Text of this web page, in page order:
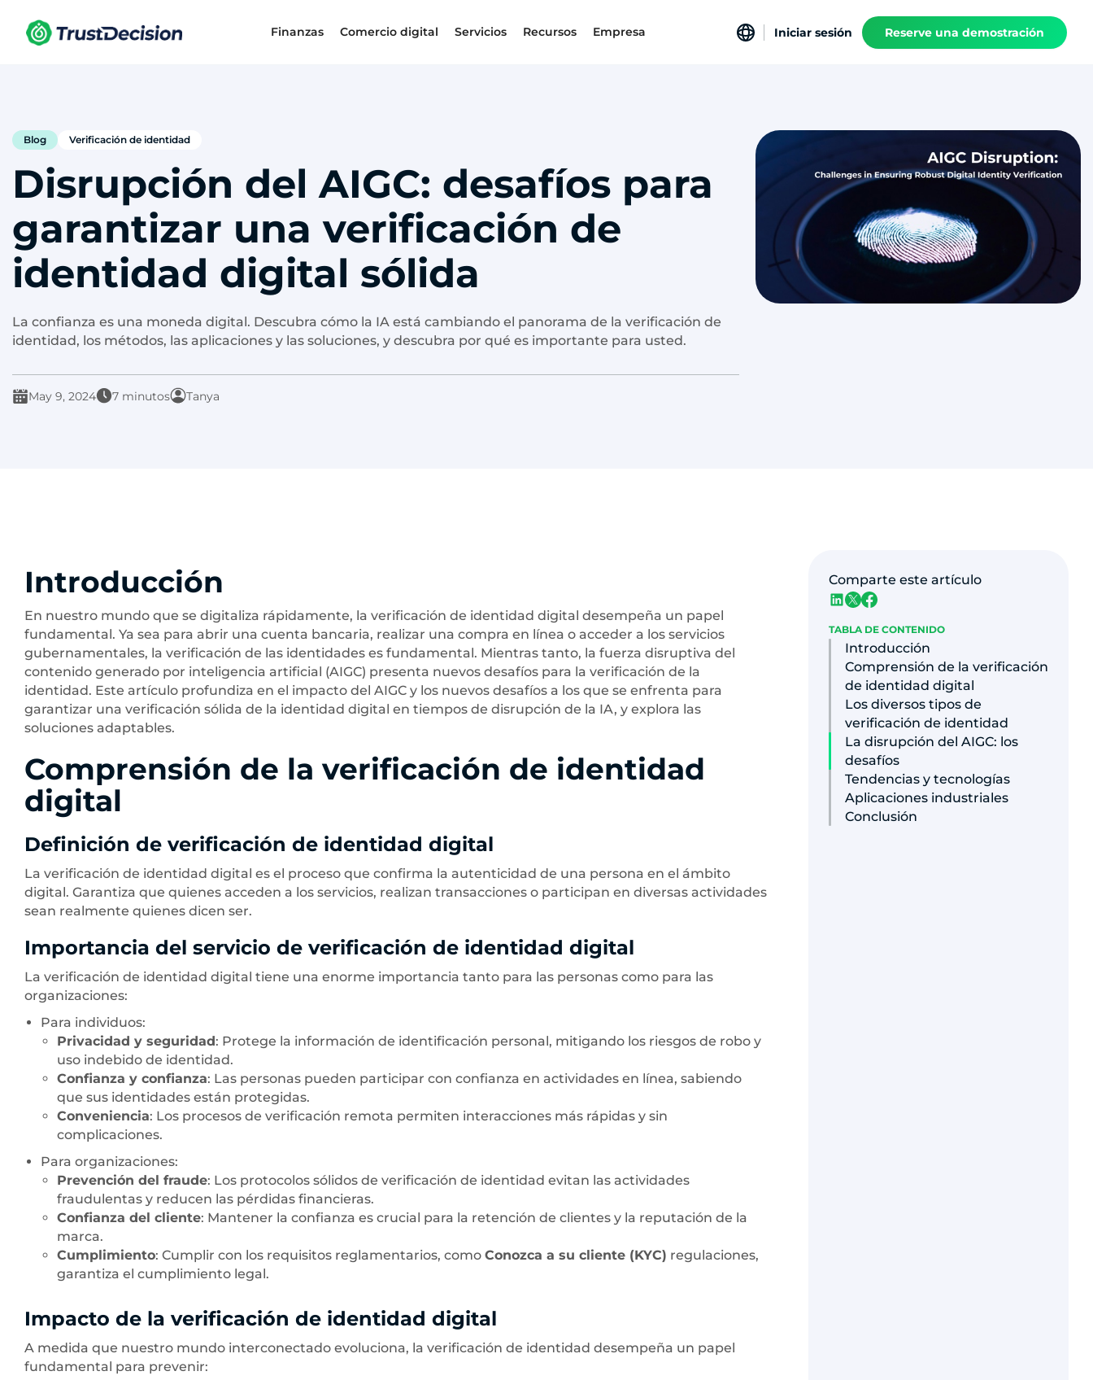
Finanzas Comercio digital Servicios Recursos Empresa Iniciar sesión Reserve una demostración
Blog Verificación de identidad
Disrupción del AIGC: desafíos para
garantizar una verificación de
identidad digital sólida
La confianza es una moneda digital. Descubra cómo la IA está cambiando el panorama de la verificación de
identidad, los métodos, las aplicaciones y las soluciones, y descubra por qué es importante para usted.
May 9, 2024 7 minutos Tanya
Introducción
En nuestro mundo que se digitaliza rápidamente, la verificación de identidad digital desempeña un papel
fundamental. Ya sea para abrir una cuenta bancaria, realizar una compra en línea o acceder a los servicios
gubernamentales, la verificación de las identidades es fundamental. Mientras tanto, la fuerza disruptiva del
contenido generado por inteligencia artificial (AIGC) presenta nuevos desafíos para la verificación de la
identidad. Este artículo profundiza en el impacto del AIGC y los nuevos desafíos a los que se enfrenta para
garantizar una verificación sólida de la identidad digital en tiempos de disrupción de la IA, y explora las
soluciones adaptables.
Comprensión de la verificación de identidad
digital
Definición de verificación de identidad digital
La verificación de identidad digital es el proceso que confirma la autenticidad de una persona en el ámbito
digital. Garantiza que quienes acceden a los servicios, realizan transacciones o participan en diversas actividades
sean realmente quienes dicen ser.
Importancia del servicio de verificación de identidad digital
La verificación de identidad digital tiene una enorme importancia tanto para las personas como para las
organizaciones:
Para individuos:
Privacidad y seguridad: Protege la información de identificación personal, mitigando los riesgos de robo y
uso indebido de identidad.
Confianza y confianza: Las personas pueden participar con confianza en actividades en línea, sabiendo
que sus identidades están protegidas.
Conveniencia: Los procesos de verificación remota permiten interacciones más rápidas y sin
complicaciones.
Para organizaciones:
Prevención del fraude: Los protocolos sólidos de verificación de identidad evitan las actividades
fraudulentas y reducen las pérdidas financieras.
Confianza del cliente: Mantener la confianza es crucial para la retención de clientes y la reputación de la
marca.
Cumplimiento: Cumplir con los requisitos reglamentarios, como Conozca a su cliente (KYC) regulaciones,
garantiza el cumplimiento legal.
Impacto de la verificación de identidad digital
A medida que nuestro mundo interconectado evoluciona, la verificación de identidad desempeña un papel
fundamental para prevenir:
Comparte este artículo
TABLA DE CONTENIDO
Introducción
Comprensión de la verificación
de identidad digital
Los diversos tipos de
verificación de identidad
La disrupción del AIGC: los
desafíos
Tendencias y tecnologías
Aplicaciones industriales
Conclusión